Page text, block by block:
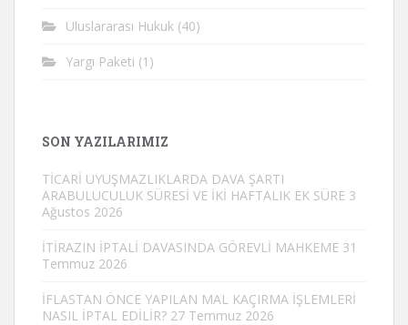
Uluslararası Hukuk (40)
Yargı Paketi (1)
SON YAZILARIMIZ
TİCARİ UYUŞMAZLIKLARDA DAVA ŞARTI
ARABULUCULUK SÜRESİ VE İKİ HAFTALIK EK SÜRE 3
Ağustos 2026
İTİRAZIN İPTALİ DAVASINDA GÖREVLİ MAHKEME 31
Temmuz 2026
İFLASTAN ÖNCE YAPILAN MAL KAÇIRMA İŞLEMLERİ
NASIL İPTAL EDİLİR? 27 Temmuz 2026